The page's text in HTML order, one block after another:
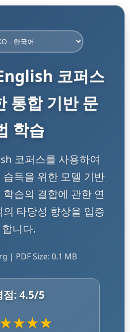
코퍼스
통합 기반 문
학습
코퍼스를 사용하여
득을 위한 모델 기반
습의 결합에 관한 연
타당성 향상을 입증
합니다.
| PDF Size: 0.1 MB
점: 4.5/5
★★★★